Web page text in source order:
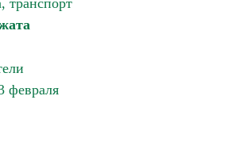
февраля